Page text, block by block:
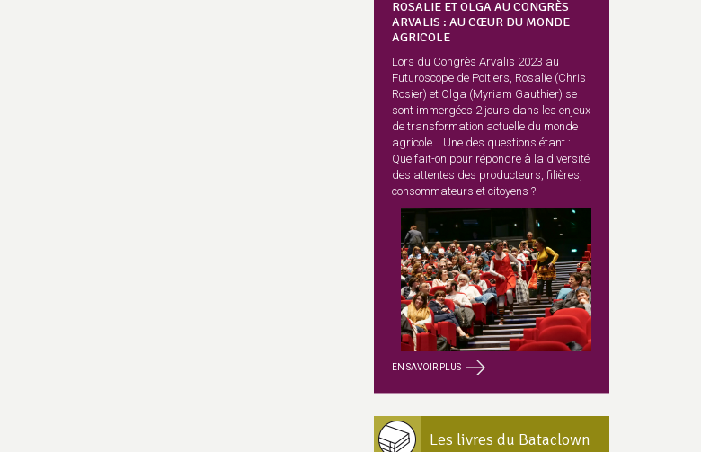
ROSALIE ET OLGA AU CONGRÈS
ARVALIS : AU CŒUR DU MONDE
AGRICOLE
Lors du Congrès Arvalis 2023 au
Futuroscope de Poitiers, Rosalie (Chris
Rosier) et Olga (Myriam Gauthier) se
sont immergées 2 jours dans les enjeux
de transformation actuelle du monde
agricole... Une des questions étant :
Que fait-on pour répondre à la diversité
des attentes des producteurs, filières,
consommateurs et citoyens ?!
EN SAVOIR PLUS
Les livres du Bataclown